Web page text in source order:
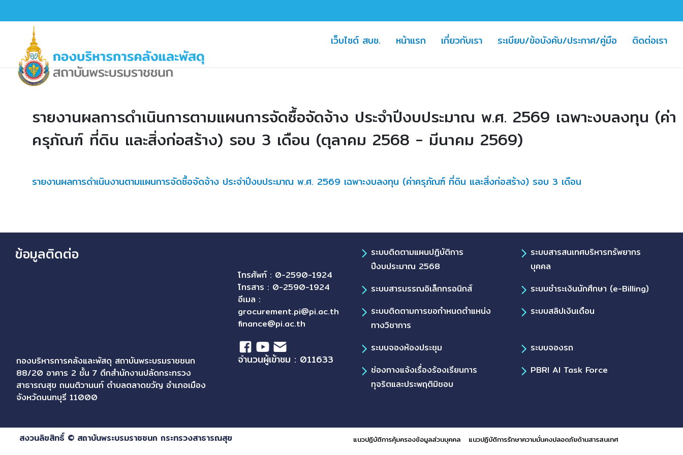
เว็บไซต์ สบช.(current)
หน้าแรก (current)
เกี่ยวกับเรา ระเบียบ/ข้อบังคับ/ประกาศ/คู่มือ ติดต่อเรา
รายงานผลการดำเนินการตามแผนการจัดซื้อจัดจ้าง ประจำปีงบประมาณ พ.ศ. 2569 เฉพาะงบลงทุน (ค่า
ครุภัณฑ์ ที่ดิน และสิ่งก่อสร้าง) รอบ 3 เดือน (ตุลาคม 2568 - มีนาคม 2569)
รายงานผลการดำเนินงานตามแผนการจัดซื้อจัดจ้าง ประจำปีงบประมาณ พ.ศ. 2569 เฉพาะงบลงทุน (ค่าครุภัณฑ์ ที่ดิน และสิ่งก่อสร้าง) รอบ 3 เดือน
ข้อมูลติดต่อ
กองบริหารการคลังและพัสดุ สถาบันพระบรมราชชนก
88/20 อาคาร 2 ชั้น 7 ตึกสำนักงานปลัดกระทรวง
สาธารณสุข ถนนติวานนท์ ตำบลตลาดขวัญ อำเภอเมือง
จังหวัดนนทบุรี 11000
โทรศัพท์ : 0-2590-1924
โทรสาร : 0-2590-1924
อีเมล :
grocurement.pi@pi.ac.th
finance@pi.ac.th
จำนวนผู้เข้าชม : 011633
ระบบติดตามแผนปฏิบัติการ
ปีงบประมาณ 2568
ระบบสารสนเทศบริหารทรัพยากร
บุคคล
ระบบสารบรรณอิเล็กทรอนิกส์
ระบบชำระเงินนักศึกษา (e-Billing)
ระบบติดตามการขอกำหนดตำแหน่ง
ทางวิชาการ
ระบบสลิปเงินเดือน
ระบบจองห้องประชุม
ระบบจองรถ
ช่องทางแจ้งเรื่องร้องเรียนการ
ทุจริตและประพฤติมิชอบ
PBRI AI Task Force
สงวนลิขสิทธิ์ © สถาบันพระบรมราชชนก กระทรวงสาธารณสุข แนวปฏิบัติการคุ้มครองข้อมูลส่วนบุคคล แนวปฏิบัติการรักษาความมั่นคงปลอดภัยด้านสารสนเทศ